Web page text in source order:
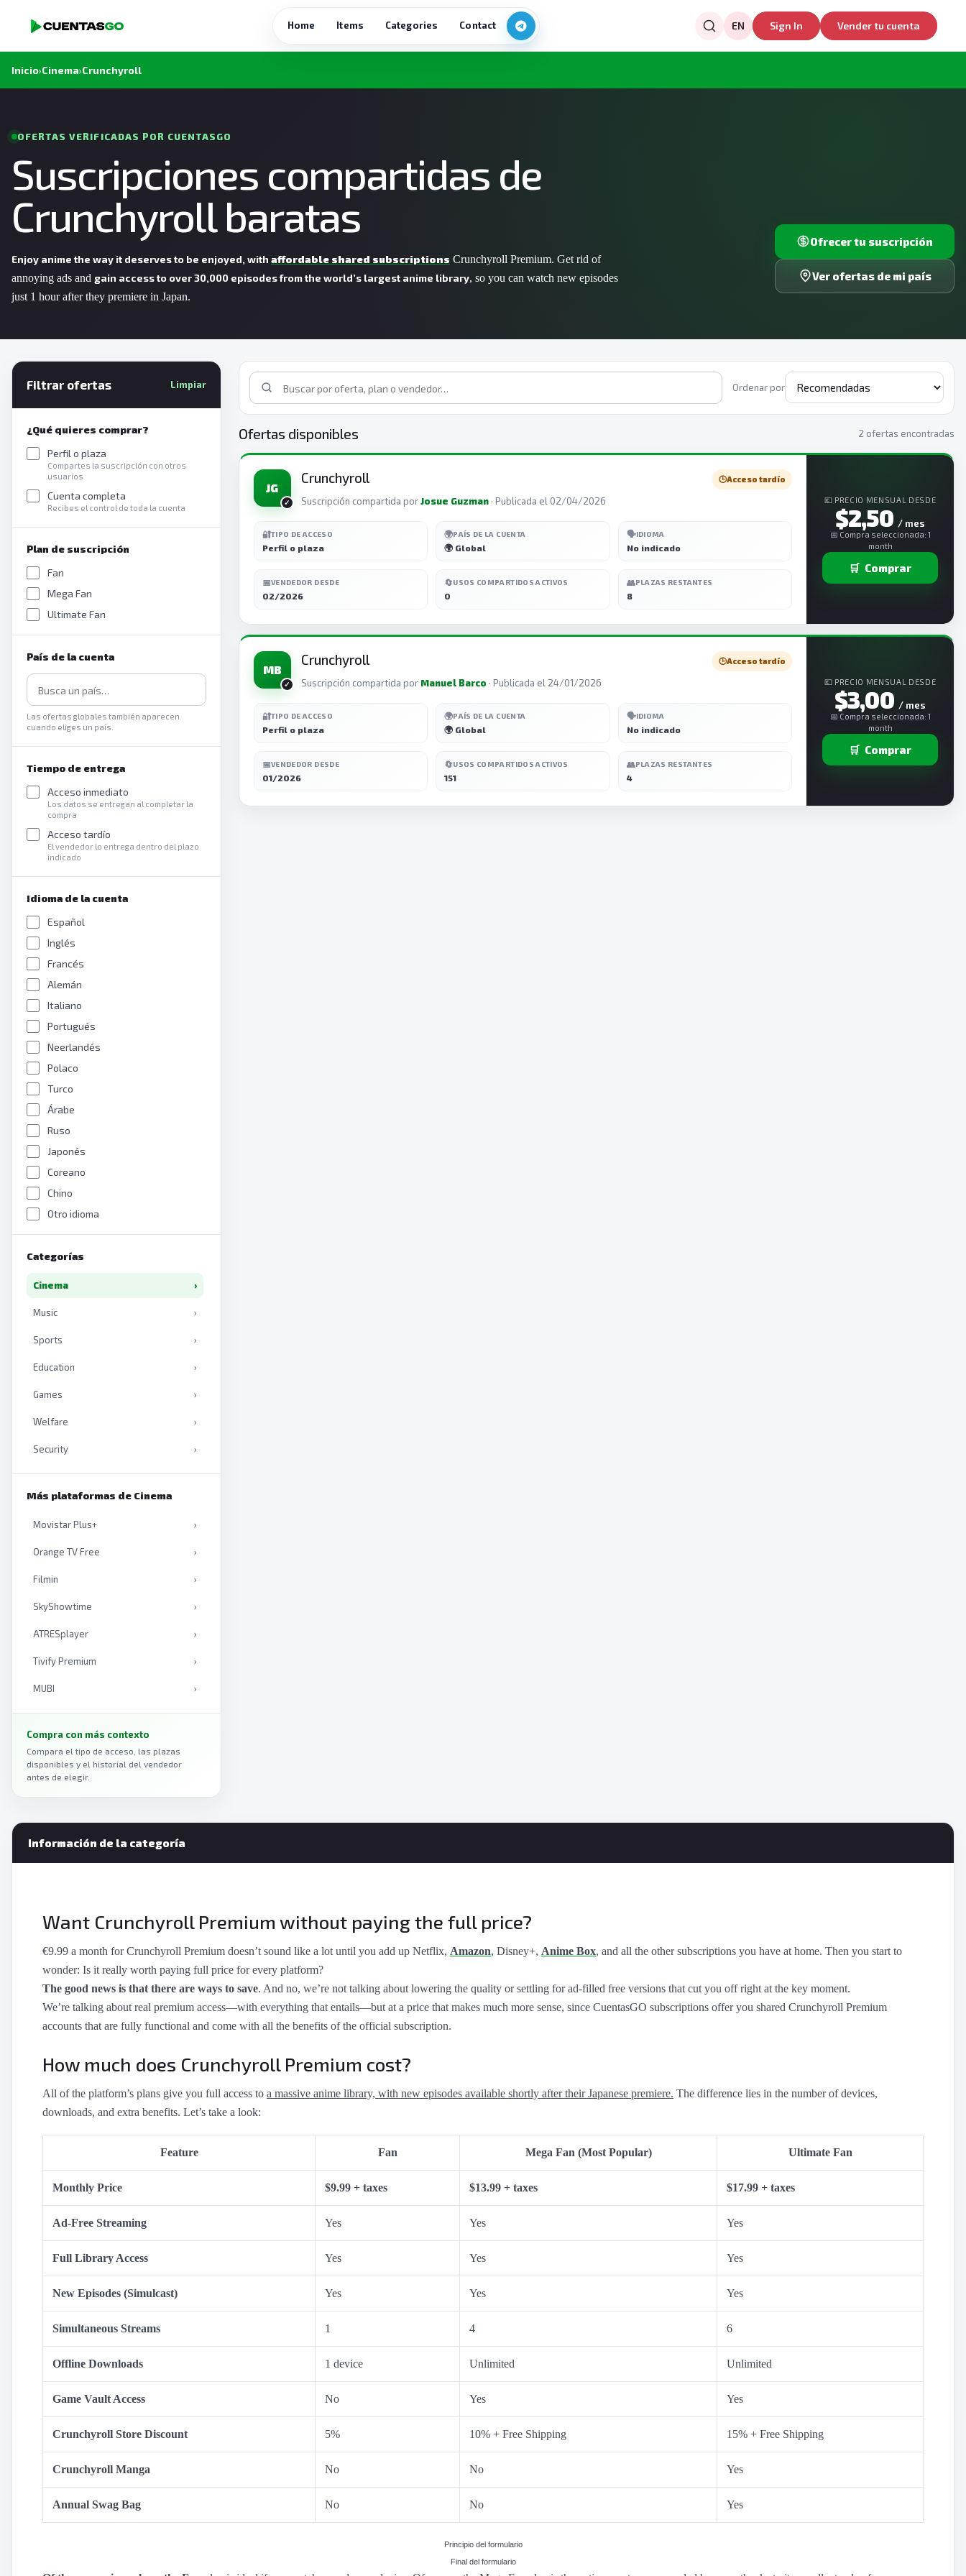
Home Items Categories Contact EN Sign In Vender tu cuenta
Inicio›Cinema›Crunchyroll
OFERTAS VERIFICADAS POR CUENTASGO
Suscripciones compartidas de
Crunchyroll baratas
Enjoy anime the way it deserves to be enjoyed, with affordable shared subscriptions Crunchyroll Premium. Get rid of
annoying ads and gain access to over 30,000 episodes from the world’s largest anime library, so you can watch new episodes
just 1 hour after they premiere in Japan.
Ofrecer tu suscripción
Ver ofertas de mi país
Filtrar ofertas Limpiar
¿Qué quieres comprar?
Perfil o plaza
Compartes la suscripción con otros
usuarios
Cuenta completa
Recibes el control de toda la cuenta
Plan de suscripción
Fan
Mega Fan
Ultimate Fan
País de la cuenta
Las ofertas globales también aparecen
cuando eliges un país.
Tiempo de entrega
Acceso inmediato
Los datos se entregan al completar la
compra
Acceso tardío
El vendedor lo entrega dentro del plazo
indicado
Idioma de la cuenta
Español
Inglés
Francés
Alemán
Italiano
Portugués
Neerlandés
Polaco
Turco
Árabe
Ruso
Japonés
Coreano
Chino
Otro idioma
Categorías
Cinema ›
Music ›
Sports ›
Education ›
Games ›
Welfare ›
Security ›
Productivity ›
Artificial intelligence
Books ›
Más plataformas de Cinema
Movistar Plus+ ›
Orange TV Free ›
Filmin ›
SkyShowtime ›
ATRESplayer ›
Tivify Premium ›
MUBI ›
Mediaset Infinity ›
Curiosity Stream
Anime Box
Viki ›
Plex ›
YouTube Premium ›
Disney Plus ›
Compra con más contexto
Compara el tipo de acceso, las plazas
disponibles y el historial del vendedor
antes de elegir.
Ordenar por
Ofertas disponibles 2 ofertas encontradas
JG
Crunchyroll 🕒Acceso tardío
Suscripción compartida porJosue Guzman · Publicada el 02/04/2026
🔐TIPO DE ACCESO
Perfil o plaza
🌍PAÍS DE LA CUENTA
🌍 Global
🗣️IDIOMA
No indicado
📅VENDEDOR DESDE
02/2026
🔄USOS COMPARTIDOS ACTIVOS
0
👥PLAZAS RESTANTES
8
💶 PRECIO MENSUAL DESDE
$2,50 / mes
📅 Compra seleccionada: 1
month
🛒 Comprar
MB
Crunchyroll 🕒Acceso tardío
Suscripción compartida por Manuel Barco · Publicada el 24/01/2026
🔐TIPO DE ACCESO
Perfil o plaza
🌍PAÍS DE LA CUENTA
🌍 Global
🗣️IDIOMA
No indicado
📅VENDEDOR DESDE
01/2026
🔄USOS COMPARTIDOS ACTIVOS
151
👥PLAZAS RESTANTES
4
💶 PRECIO MENSUAL DESDE
$3,00 / mes
📅 Compra seleccionada: 1
month
🛒 Comprar
Información de la categoría
Want Crunchyroll Premium without paying the full price?
€9.99 a month for Crunchyroll Premium doesn’t sound like a lot until you add up Netflix, Amazon, Disney+, Anime Box, and all the other subscriptions you have at home. Then you start to
wonder: Is it really worth paying full price for every platform?
The good news is that there are ways to save. And no, we’re not talking about lowering the quality or settling for ad-filled free versions that cut you off right at the key moment.
We’re talking about real premium access—with everything that entails—but at a price that makes much more sense, since CuentasGO subscriptions offer you shared Crunchyroll Premium
accounts that are fully functional and come with all the benefits of the official subscription.
How much does Crunchyroll Premium cost?
All of the platform’s plans give you full access to a massive anime library, with new episodes available shortly after their Japanese premiere. The difference lies in the number of devices,
downloads, and extra benefits. Let’s take a look:
Feature Fan Mega Fan (Most Popular) Ultimate Fan
Monthly Price $9.99 + taxes $13.99 + taxes $17.99 + taxes
Ad-Free Streaming Yes Yes Yes
Full Library Access Yes Yes Yes
New Episodes (Simulcast) Yes Yes Yes
Simultaneous Streams 1 4 6
Offline Downloads 1 device Unlimited Unlimited
Game Vault Access No Yes Yes
Crunchyroll Store Discount 5% 10% + Free Shipping 15% + Free Shipping
Crunchyroll Manga No No Yes
Annual Swag Bag No No Yes
Principio del formulario
Final del formulario